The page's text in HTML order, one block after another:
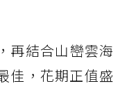
再結合山巒雲海
佳，花期正值盛